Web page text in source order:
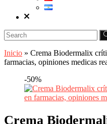
Inicio » Crema Biodermalix
farmacias, opiniones medicas
-50%
Crema